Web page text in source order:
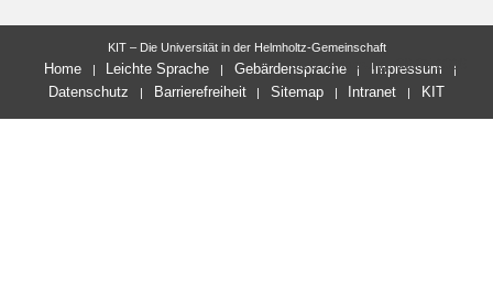
letzte Änderung: 06.05.2026
KIT – Die Universität in der Helmholtz-Gemeinschaft
Home Leichte Sprache Gebärdensprache
Impressum
Datenschutz
Barrierefreiheit Sitemap Intranet KIT